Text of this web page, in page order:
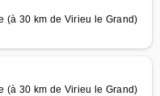
(à 30 km de Virieu le Grand)
(à 30 km de Virieu le Grand)